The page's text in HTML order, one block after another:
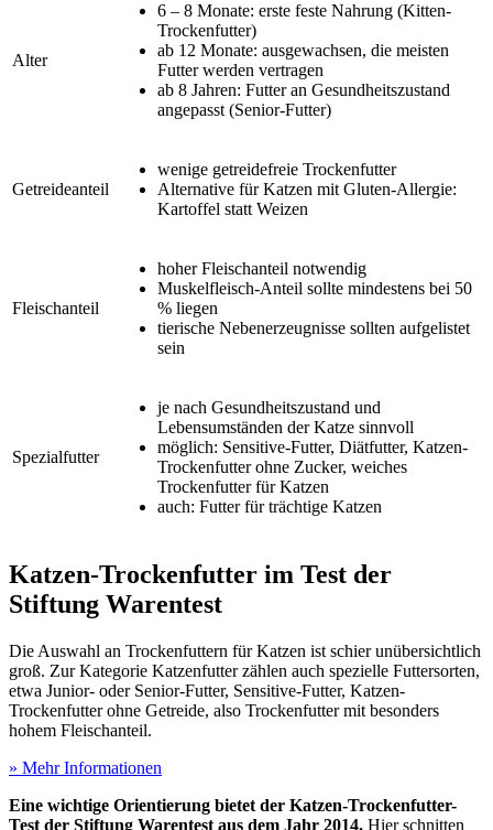
Alter
6 – 8 Monate: erste feste Nahrung (Kitten-
Trockenfutter)
ab 12 Monate: ausgewachsen, die meisten
Futter werden vertragen
ab 8 Jahren: Futter an Gesundheitszustand
angepasst (Senior-Futter)
Getreideanteil
wenige getreidefreie Trockenfutter
Alternative für Katzen mit Gluten-Allergie:
Kartoffel statt Weizen
Fleischanteil
hoher Fleischanteil notwendig
Muskelfleisch-Anteil sollte mindestens bei 50
% liegen
tierische Nebenerzeugnisse sollten aufgelistet
sein
Spezialfutter
je nach Gesundheitszustand und
Lebensumständen der Katze sinnvoll
möglich: Sensitive-Futter, Diätfutter, Katzen-
Trockenfutter ohne Zucker, weiches
Trockenfutter für Katzen
auch: Futter für trächtige Katzen
Katzen-Trockenfutter im Test der
Stiftung Warentest
Die Auswahl an Trockenfuttern für Katzen ist schier unübersichtlich
groß. Zur Kategorie Katzenfutter zählen auch spezielle Futtersorten,
etwa Junior- oder Senior-Futter, Sensitive-Futter, Katzen-
Trockenfutter ohne Getreide, also Trockenfutter mit besonders
hohem Fleischanteil.
» Mehr Informationen
Eine wichtige Orientierung bietet der Katzen-Trockenfutter-
Test der Stiftung Warentest aus dem Jahr 2014. Hier schnitten